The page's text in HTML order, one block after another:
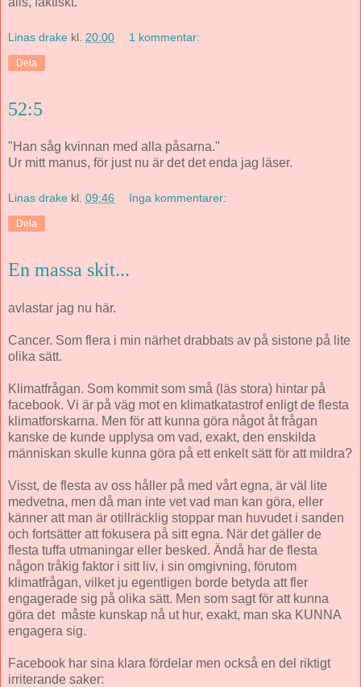
Linas drake kl. 20:00 1 kommentar:
Dela
52:5
"Han såg kvinnan med alla påsarna."
Ur mitt manus, för just nu är det det enda jag läser.
Linas drake kl. 09:46 Inga kommentarer:
Dela
En massa skit...
avlastar jag nu här.
Cancer. Som flera i min närhet drabbats av på sistone på lite
olika sätt.
Klimatfrågan. Som kommit som små (läs stora) hintar på
facebook. Vi är på väg mot en klimatkatastrof enligt de flesta
klimatforskarna. Men för att kunna göra något åt frågan
kanske de kunde upplysa om vad, exakt, den enskilda
människan skulle kunna göra på ett enkelt sätt för att mildra?
Visst, de flesta av oss håller på med vårt egna, är väl lite
medvetna, men då man inte vet vad man kan göra, eller
känner att man är otillräcklig stoppar man huvudet i sanden
och fortsätter att fokusera på sitt egna. När det gäller de
flesta tuffa utmaningar eller besked. Ändå har de flesta
någon tråkig faktor i sitt liv, i sin omgivning, förutom
klimatfrågan, vilket ju egentligen borde betyda att fler
engagerade sig på olika sätt. Men som sagt för att kunna
göra det måste kunskap nå ut hur, exakt, man ska KUNNA
engagera sig.
Facebook har sina klara fördelar men också en del riktigt
irriterande saker: